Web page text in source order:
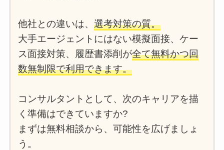
他社との違いは、選考対策の質。
大手エージェントにはない模擬面接、ケー
ス面接対策、履歴書添削が全て無料かつ回
数無制限で利用できます。
コンサルタントとして、次のキャリアを描
く準備はできていますか?
まずは無料相談から、可能性を広げましょ
う。